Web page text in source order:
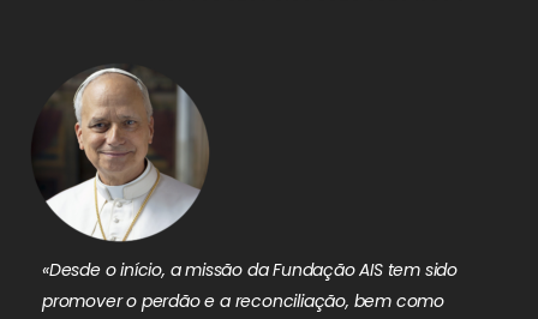
«Desde o início, a missão da Fundação AIS tem sido
promover o perdão e a reconciliação, bem como